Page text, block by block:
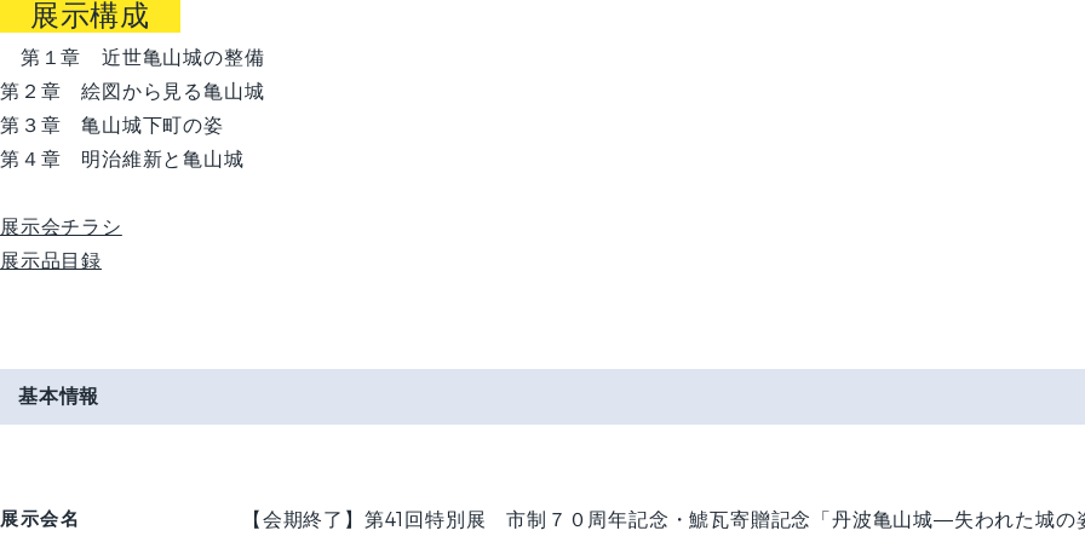
展示構成
第１章 近世亀山城の整備
第２章 絵図から見る亀山城
第３章 亀山城下町の姿
第４章 明治維新と亀山城
展示会チラシ
展示品目録
基本情報
展示会名 【会期終了】第41回特別展 市制７０周年記念・鯱瓦寄贈記念「丹波亀山城―失われた城の